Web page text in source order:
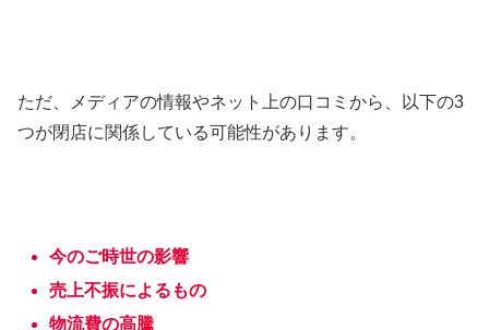
ただ、メディアの情報やネット上の口コミから、以下の3
つが閉店に関係している可能性があります。
今のご時世の影響
売上不振によるもの
物流費の高騰